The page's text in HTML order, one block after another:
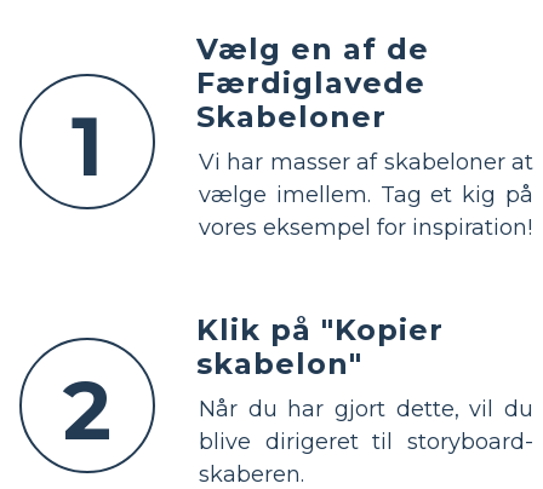
1
Vælg en af de
Færdiglavede
Skabeloner
Vi har masser af skabeloner at
vælge imellem. Tag et kig på
vores eksempel for inspiration!
2
Klik på "Kopier
skabelon"
Når du har gjort dette, vil du
blive dirigeret til storyboard-
skaberen.